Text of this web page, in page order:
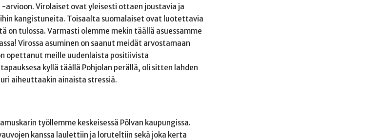
Virolaiset ovat yleisesti ottaen joustavia ja
kangistuneita. Toisaalta suomalaiset ovat luotettavia
on tulossa. Varmasti olemme mekin täällä asuessamme
Virossa asuminen on saanut meidät arvostamaan
opettanut meille uudenlaista positiivista
kyllä täällä Pohjolan perällä, oli sitten lahden
aiheuttaakin ainaista stressiä.
työllemme keskeisessä Põlvan kaupungissa.
kanssa laulettiin ja loruteltiin sekä joka kerta